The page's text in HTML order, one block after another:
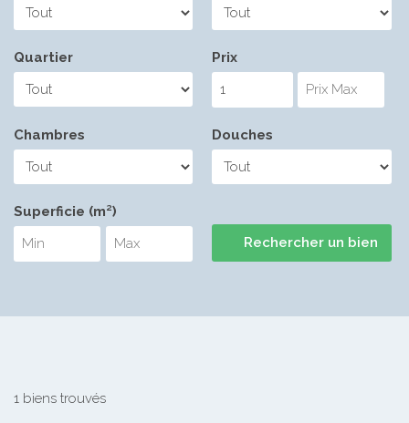
Quartier Prix
Chambres Douches
Superficie (m²)
1 biens trouvés